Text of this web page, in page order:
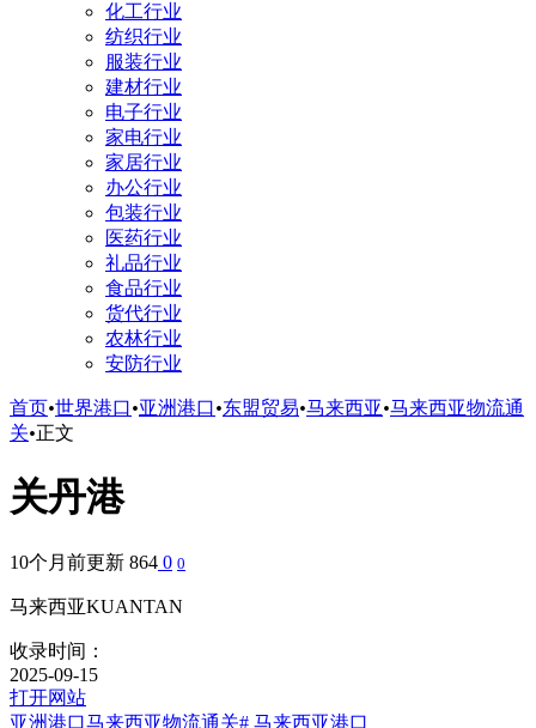
化工行业
纺织行业
服装行业
建材行业
电子行业
家电行业
家居行业
办公行业
包装行业
医药行业
礼品行业
食品行业
货代行业
农林行业
安防行业
首页•世界港口•亚洲港口•东盟贸易•马来西亚•马来西亚物流通
关•正文
关丹港
10个月前更新 864 0 0
马来西亚KUANTAN
收录时间：
2025-09-15
打开网站
亚洲港口马来西亚物流通关# 马来西亚港口